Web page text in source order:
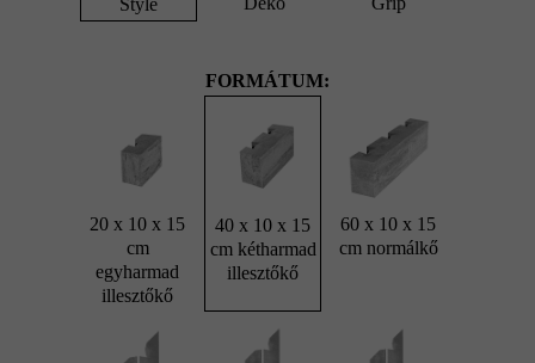
Style
FORMÁTUM:
20 x 10 x 15
cm
egyharmad
illesztőkő
40 x 10 x 15
cm kétharmad
illesztőkő
60 x 10 x 15
cm normálkő